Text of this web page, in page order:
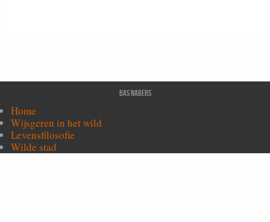
Bas Nabers
Home
Wijsgeren in het wild
Levensfilosofie
Wilde stad